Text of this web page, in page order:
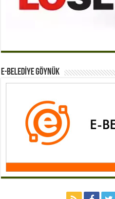
E-BELEDİYE GÖYNÜK